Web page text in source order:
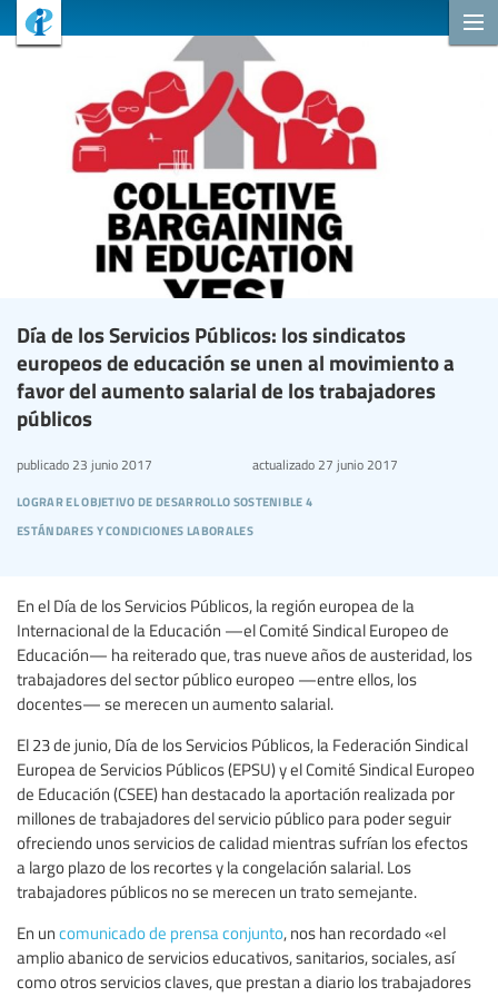
Día de los Servicios Públicos: los sindicatos
europeos de educación se unen al movimiento a
favor del aumento salarial de los trabajadores
públicos
lograr el objetivo de desarrollo sostenible 4
estándares y condiciones laborales
publicado 23 junio 2017 actualizado27 junio 2017
En el Día de los Servicios Públicos, la región europea de la
Internacional de la Educación —el Comité Sindical Europeo de
Educación— ha reiterado que, tras nueve años de austeridad, los
trabajadores del sector público europeo —entre ellos, los
docentes— se merecen un aumento salarial.
El 23 de junio, Día de los Servicios Públicos, la Federación Sindical
Europea de Servicios Públicos (EPSU) y el Comité Sindical Europeo
de Educación (CSEE) han destacado la aportación realizada por
millones de trabajadores del servicio público para poder seguir
ofreciendo unos servicios de calidad mientras sufrían los efectos
a largo plazo de los recortes y la congelación salarial. Los
trabajadores públicos no se merecen un trato semejante.
En un comunicado de prensa conjunto, nos han recordado «el
amplio abanico de servicios educativos, sanitarios, sociales, así
como otros servicios claves, que prestan a diario los trabajadores